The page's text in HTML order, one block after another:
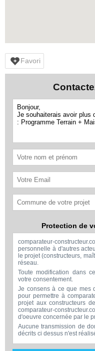
Favori
Protection de
comparateur-
personnelle à d'autres
le projet (constructeurs,
réseau.
Toute modification dans
votre consentement.
Je consens à ce que mes
pour permettre à
projet aux constructeurs
comparateur-
d'oeuvre concernée par le
Aucune transmission de
décrits ci dessus n'est
Mes données